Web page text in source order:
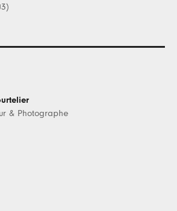
& Photographe